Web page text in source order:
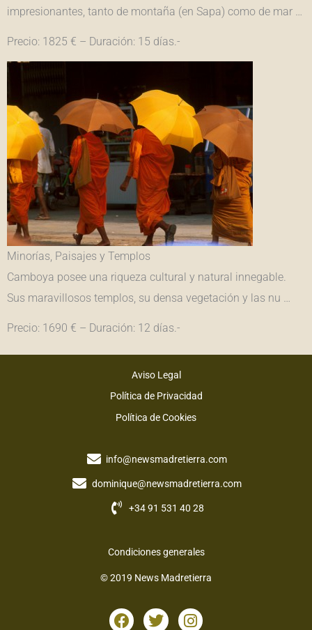
impresionantes, tanto de montaña (en Sapa) como de mar …
Precio: 1825 € – Duración: 15 días.-
Minorías, Paisajes y Templos
Camboya posee una riqueza cultural y natural innegable.
Sus maravillosos templos, su densa vegetación y las nu …
Precio: 1690 € – Duración: 12 días.-
Aviso Legal
Política de Privacidad
Política de Cookies
info@newsmadretierra.com
dominique@newsmadretierra.com
+34 91 531 40 28
Condiciones generales
© 2019 News Madretierra
F
T
I